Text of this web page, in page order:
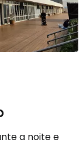
a noite e